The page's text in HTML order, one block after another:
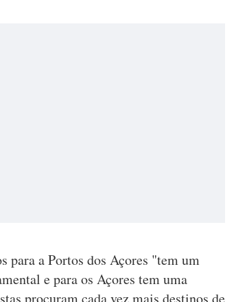
para a Portos dos Açores "tem um
e para os Açores tem uma